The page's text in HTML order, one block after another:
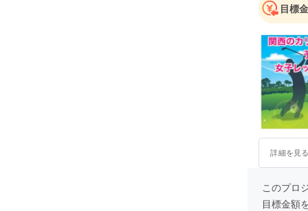
目標
詳細を見
このプロ
目標金額